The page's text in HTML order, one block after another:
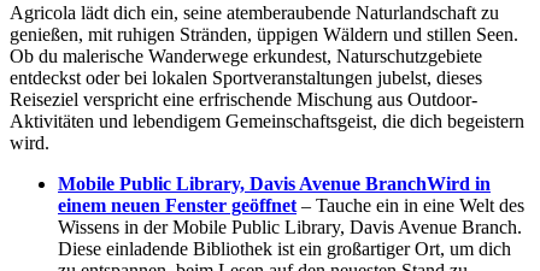
Agricola lädt dich ein, seine atemberaubende Naturlandschaft zu
genießen, mit ruhigen Stränden, üppigen Wäldern und stillen Seen.
Ob du malerische Wanderwege erkundest, Naturschutzgebiete
entdeckst oder bei lokalen Sportveranstaltungen jubelst, dieses
Reiseziel verspricht eine erfrischende Mischung aus Outdoor-
Aktivitäten und lebendigem Gemeinschaftsgeist, die dich begeistern
wird.
Mobile Public Library, Davis Avenue BranchWird in
einem neuen Fenster geöffnet – Tauche ein in eine Welt des
Wissens in der Mobile Public Library, Davis Avenue Branch.
Diese einladende Bibliothek ist ein großartiger Ort, um dich